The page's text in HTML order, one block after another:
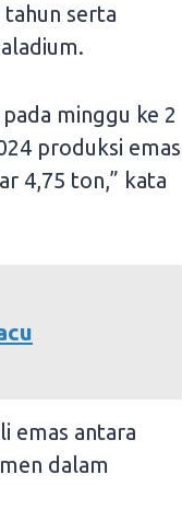
serta
minggu ke 2
produksi emas
4,75 ton,” kata
emas antara
dalam